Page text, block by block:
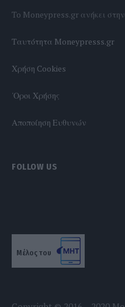
To Moneypress.gr ανήκει
Tαυτότητα Moneypresss.gr
Χρήση Cookies
'Οροι Χρήσης
Αποποίηση Ευθυνών
FOLLOW US
Μέλος του